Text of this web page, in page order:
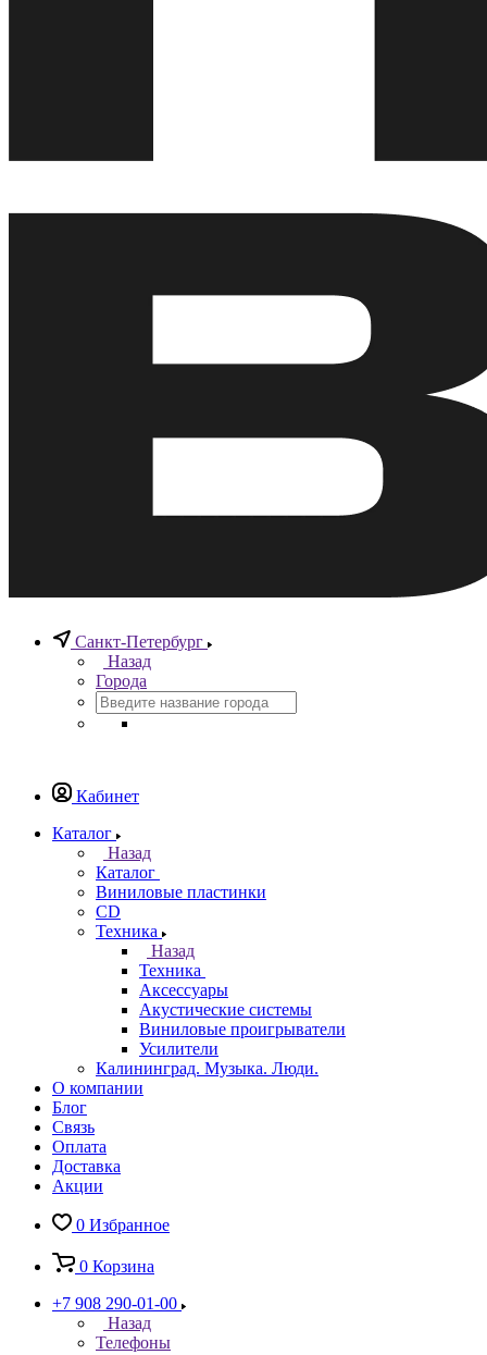
Санкт-Петербург
Назад
Города
Кабинет
Каталог
Назад
Каталог
Виниловые пластинки
CD
Техника
Назад
Техника
Аксессуары
Акустические системы
Виниловые проигрыватели
Усилители
Калининград. Музыка. Люди.
О компании
Блог
Связь
Оплата
Доставка
Акции
0 Избранное
0 Корзина
+7 908 290-01-00
Назад
Телефоны